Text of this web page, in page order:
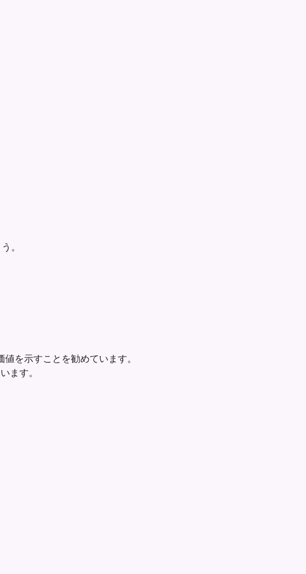
。
を示すことを勧めています。
ます。